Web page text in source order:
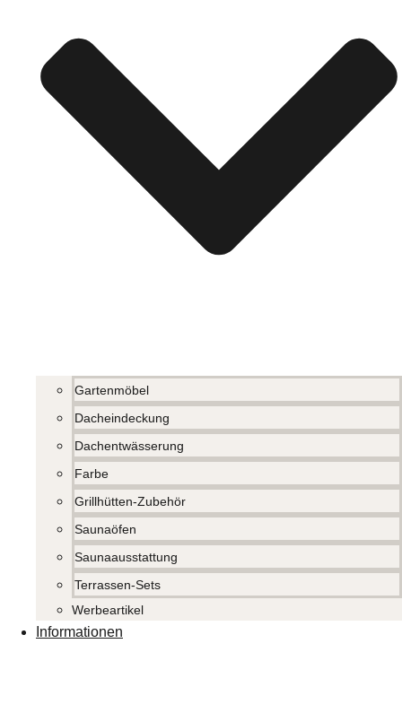
Gartenmöbel
Dacheindeckung
Dachentwässerung
Farbe
Grillhütten-Zubehör
Saunaöfen
Saunaausstattung
Terrassen-Sets
Werbeartikel
Informationen